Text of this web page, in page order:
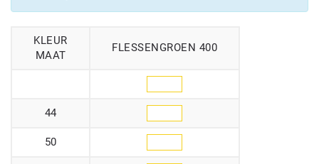
KLEUR
MAAT
FLESSENGROEN 400
44
50